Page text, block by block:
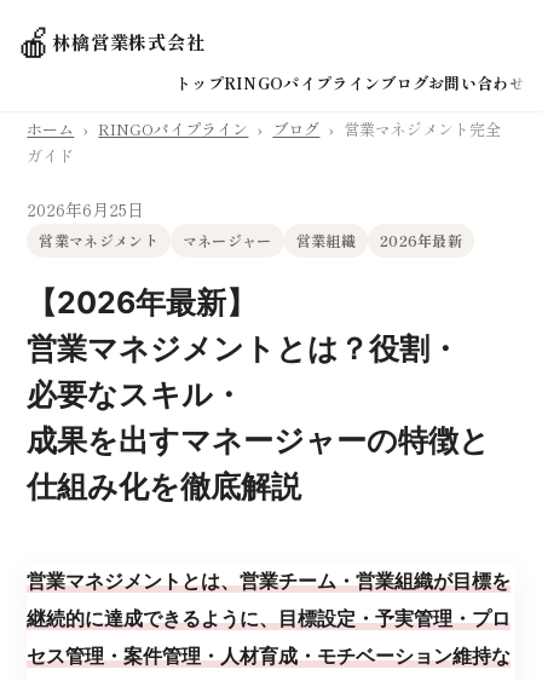
🍎林檎営業株式会社
トップRINGOパイプラインブログお問い合わせ
ホーム › RINGOパイプライン › ブログ › 営業マネジメント完全
ガイド
2026年6月25日
営業マネジメント マネージャー 営業組織 2026年最新
【2026年最新】
営業マネジメントとは？役割・
必要なスキル・
成果を出すマネージャーの特徴と
仕組み化を徹底解説
営業マネジメントとは、営業チーム・営業組織が目標を
継続的に達成できるように、目標設定・予実管理・プロ
セス管理・案件管理・人材育成・モチベーション維持な